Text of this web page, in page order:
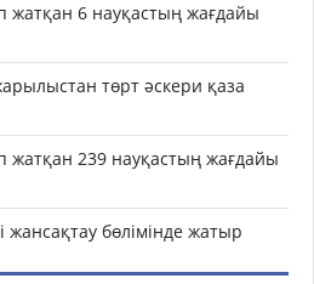
жатқан 6 науқастың жағдайы
төрт әскери қаза
жатқан 239 науқастың жағдайы
жансақтау бөлімінде жатыр